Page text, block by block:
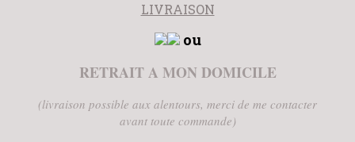
LIVRAISON
ou
RETRAIT A MON DOMICILE
(livraison possible aux alentours, merci de me contacter
avant toute commande)